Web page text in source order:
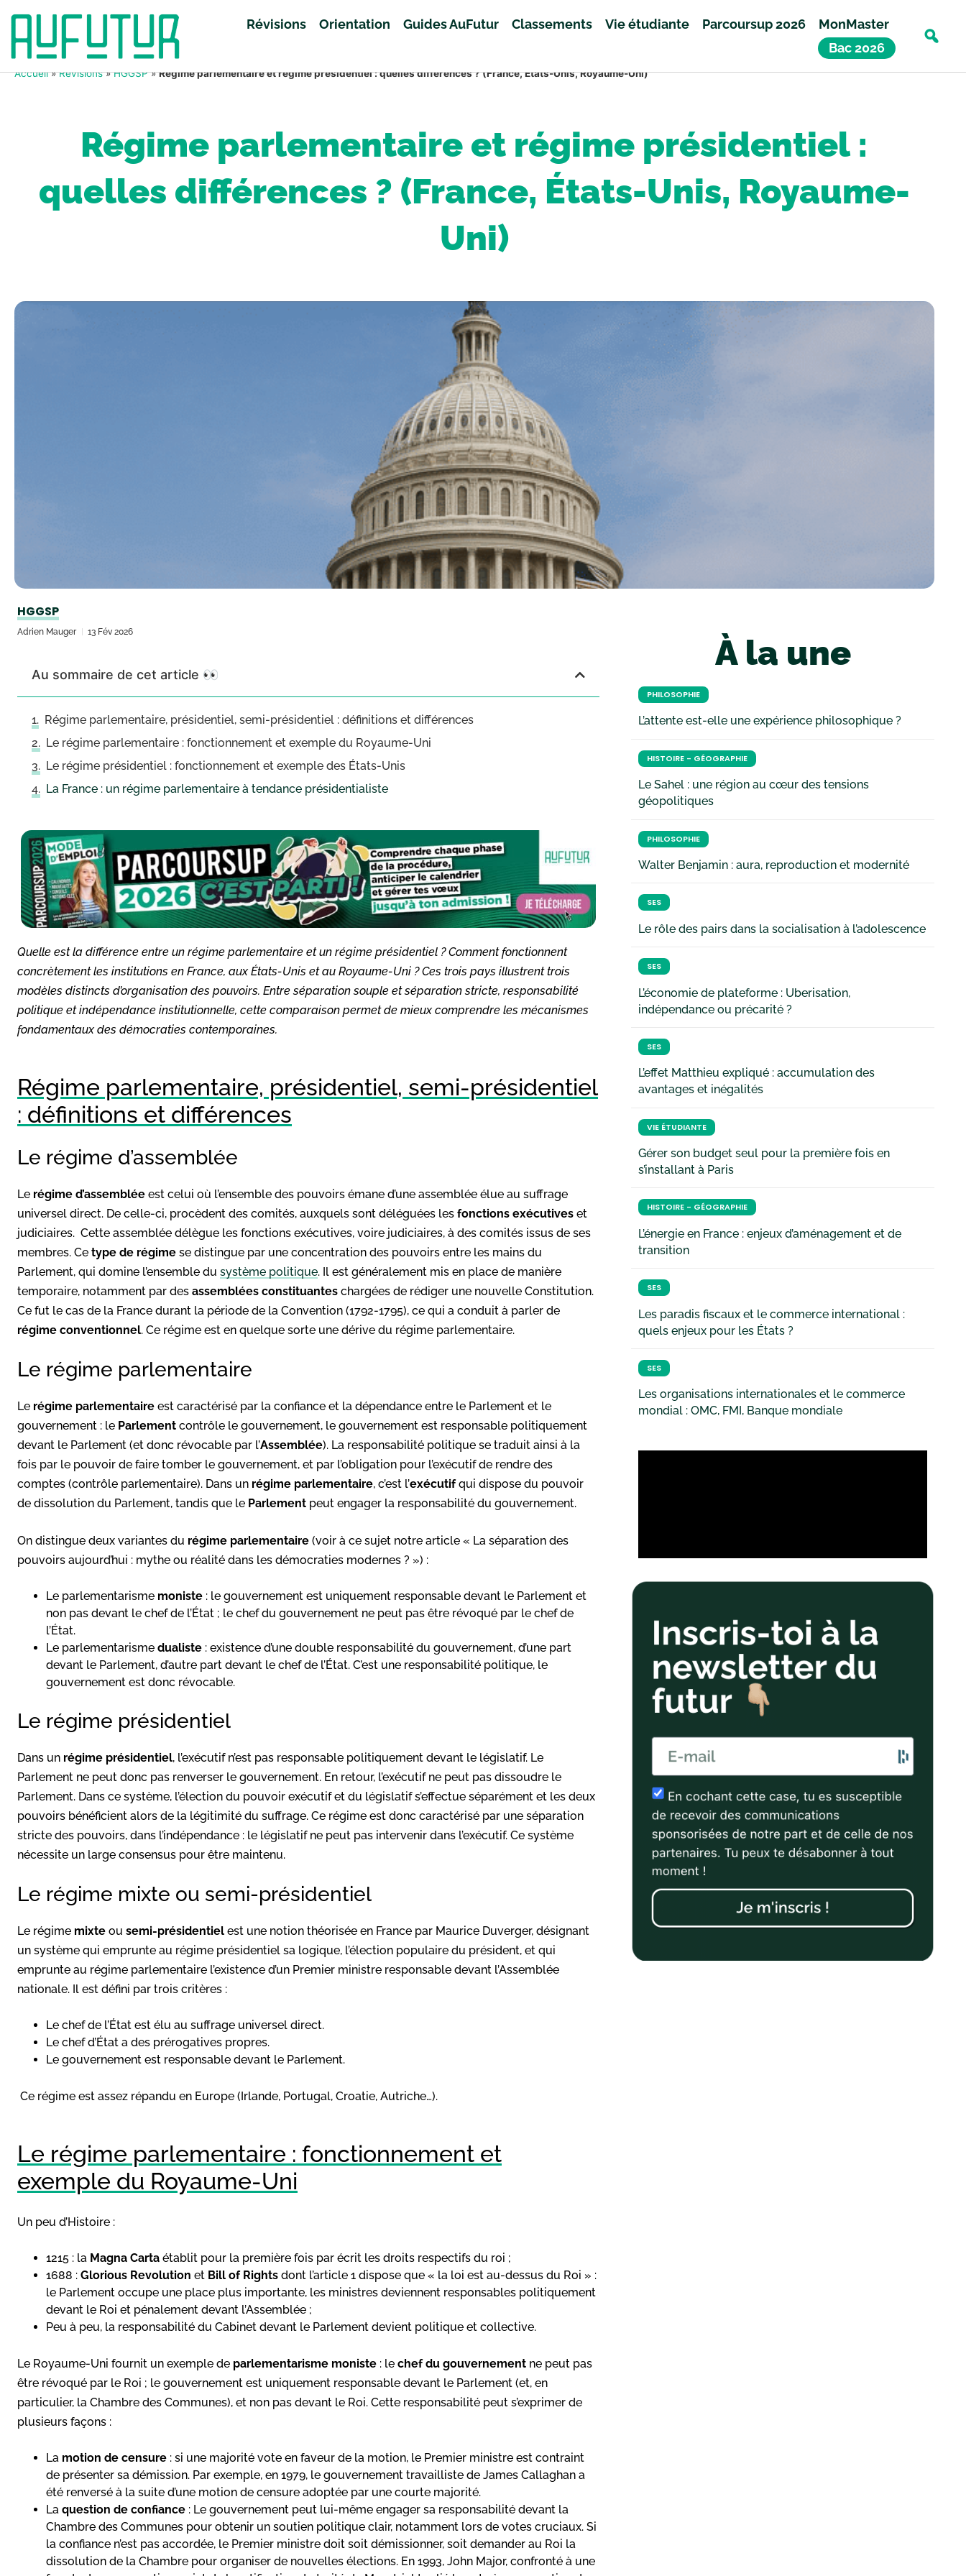
Révisions Orientation Guides AuFutur Classements Vie étudiante Parcoursup 2026
MonMaster
Bac 2026
Accueil»Révisions»HGGSP»Régime parlementaire et régime présidentiel : quelles différences ? (France, États-Unis, Royaume-Uni)
Régime parlementaire et régime présidentiel :
quelles différences ? (France, États-Unis, Royaume-
Uni)
HGGSP
Adrien Mauger 13 Fév 2026
Au sommaire de cet article 👀
Régime parlementaire, présidentiel, semi-présidentiel : définitions et différences
Le régime parlementaire : fonctionnement et exemple du Royaume-Uni
Le régime présidentiel : fonctionnement et exemple des États-Unis
La France : un régime parlementaire à tendance présidentialiste
Quelle est la différence entre un régime parlementaire et un régime présidentiel ? Comment fonctionnent
concrètement les institutions en France, aux États-Unis et au Royaume-Uni ? Ces trois pays illustrent trois
modèles distincts d’organisation des pouvoirs. Entre séparation souple et séparation stricte, responsabilité
politique et indépendance institutionnelle, cette comparaison permet de mieux comprendre les mécanismes
fondamentaux des démocraties contemporaines.
Régime parlementaire, présidentiel, semi-présidentiel
: définitions et différences
Le régime d’assemblée
Le régime d’assemblée est celui où l’ensemble des pouvoirs émane d’une assemblée élue au suffrage
universel direct. De celle-ci, procèdent des comités, auxquels sont déléguées les fonctions exécutives et
judiciaires. Cette assemblée délègue les fonctions exécutives, voire judiciaires, à des comités issus de ses
membres. Ce type de régime se distingue par une concentration des pouvoirs entre les mains du
Parlement, qui domine l’ensemble du système politique. Il est généralement mis en place de manière
temporaire, notamment par des assemblées constituantes chargées de rédiger une nouvelle Constitution.
Ce fut le cas de la France durant la période de la Convention (1792-1795), ce qui a conduit à parler de
régime conventionnel. Ce régime est en quelque sorte une dérive du régime parlementaire.
Le régime parlementaire
Le régime parlementaire est caractérisé par la confiance et la dépendance entre le Parlement et le
gouvernement : le Parlement contrôle le gouvernement, le gouvernement est responsable politiquement
devant le Parlement (et donc révocable par l’Assemblée). La responsabilité politique se traduit ainsi à la
fois par le pouvoir de faire tomber le gouvernement, et par l’obligation pour l’exécutif de rendre des
comptes (contrôle parlementaire). Dans un régime parlementaire, c’est l’exécutifqui dispose du pouvoir
de dissolution du Parlement, tandis que le Parlement peut engager la responsabilité du gouvernement.
On distingue deux variantes du régime parlementaire (voir à ce sujet notre article « La séparation des
pouvoirs aujourd’hui : mythe ou réalité dans les démocraties modernes ? ») :
Le parlementarisme moniste : le gouvernement est uniquement responsable devant le Parlement et
non pas devant le chef de l’État ; le chef du gouvernement ne peut pas être révoqué par le chef de
l’État.
Le parlementarisme dualiste : existence d’une double responsabilité du gouvernement, d’une part
devant le Parlement, d’autre part devant le chef de l’État. C’est une responsabilité politique, le
gouvernement est donc révocable.
Le régime présidentiel
Dans un régime présidentiel, l’exécutif n’est pas responsable politiquement devant le législatif. Le
Parlement ne peut donc pas renverser le gouvernement. En retour, l’exécutif ne peut pas dissoudre le
Parlement. Dans ce système, l’élection du pouvoir exécutif et du législatif s’effectue séparément et les deux
pouvoirs bénéficient alors de la légitimité du suffrage. Ce régime est donc caractérisé par une séparation
stricte des pouvoirs, dans l’indépendance : le législatif ne peut pas intervenir dans l’exécutif. Ce système
nécessite un large consensus pour être maintenu.
Le régime mixte ou semi-présidentiel
Le régime mixte ou semi-présidentiel est une notion théorisée en France par Maurice Duverger, désignant
un système qui emprunte au régime présidentiel sa logique, l’élection populaire du président, et qui
emprunte au régime parlementaire l’existence d’un Premier ministre responsable devant l’Assemblée
nationale. Il est défini par trois critères :
Le chef de l’État est élu au suffrage universel direct.
Le chef d’État a des prérogatives propres.
Le gouvernement est responsable devant le Parlement.
Ce régime est assez répandu en Europe (Irlande, Portugal, Croatie, Autriche…).
Le régime parlementaire : fonctionnement et
exemple du Royaume-Uni
Un peu d’Histoire :
1215 : la Magna Carta établit pour la première fois par écrit les droits respectifs du roi ;
1688 : Glorious Revolution et Bill of Rights dont l’article 1 dispose que « la loi est au-dessus du Roi » :
le Parlement occupe une place plus importante, les ministres deviennent responsables politiquement
devant le Roi et pénalement devant l’Assemblée ;
Peu à peu, la responsabilité du Cabinet devant le Parlement devient politique et collective.
Le Royaume-Uni fournit un exemple de parlementarisme moniste : le chef du gouvernement ne peut pas
être révoqué par le Roi ; le gouvernement est uniquement responsable devant le Parlement (et, en
particulier, la Chambre des Communes), et non pas devant le Roi. Cette responsabilité peut s’exprimer de
plusieurs façons :
La motion de censure : si une majorité vote en faveur de la motion, le Premier ministre est contraint
de présenter sa démission. Par exemple, en 1979, le gouvernement travailliste de James Callaghan a
été renversé à la suite d’une motion de censure adoptée par une courte majorité.
La question de confiance : Le gouvernement peut lui-même engager sa responsabilité devant la
Chambre des Communes pour obtenir un soutien politique clair, notamment lors de votes cruciaux. Si
la confiance n’est pas accordée, le Premier ministre doit soit démissionner, soit demander au Roi la
dissolution de la Chambre pour organiser de nouvelles élections. En 1993, John Major, confronté à une
À la une
PHILOSOPHIE
L’attente est-elle une expérience philosophique ?
HISTOIRE - GÉOGRAPHIE
Le Sahel : une région au cœur des tensions
géopolitiques
PHILOSOPHIE
Walter Benjamin : aura, reproduction et modernité
SES
Le rôle des pairs dans la socialisation à l’adolescence
SES
L’économie de plateforme : Uberisation,
indépendance ou précarité ?
SES
L’effet Matthieu expliqué : accumulation des
avantages et inégalités
VIE ÉTUDIANTE
Gérer son budget seul pour la première fois en
s’installant à Paris
HISTOIRE - GÉOGRAPHIE
L’énergie en France : enjeux d’aménagement et de
transition
SES
Les paradis fiscaux et le commerce international :
quels enjeux pour les États ?
SES
Les organisations internationales et le commerce
mondial : OMC, FMI, Banque mondiale